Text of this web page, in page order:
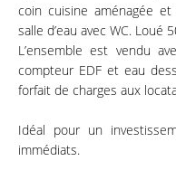
coin cuisine aménagée
salle d’eau avec WC. Loué
L’ensemble est vendu
compteur EDF et eau
forfait de charges aux
Idéal pour un
immédiats.